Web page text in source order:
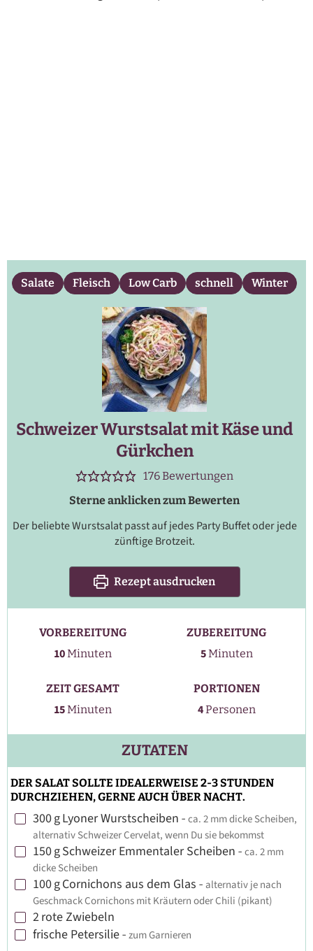
Salate Fleisch Low Carb schnell Winter
Schweizer Wurstsalat mit Käse und
Gürkchen
176Bewertungen
Sterne anklicken zum Bewerten
Der beliebte Wurstsalat passt auf jedes Party Buffet oder jede
zünftige Brotzeit.
Rezept ausdrucken
VORBEREITUNG
10Minuten
Minuten
ZUBEREITUNG
5Minuten
Minuten
ZEIT GESAMT
15Minuten
Minuten
PORTIONEN
4Personen
ZUTATEN
DER SALAT SOLLTE IDEALERWEISE 2-3 STUNDEN
DURCHZIEHEN, GERNE AUCH ÜBER NACHT.
▢
300gLyoner Wurstscheiben - ca. 2 mm dicke Scheiben,
alternativ Schweizer Cervelat, wenn Du sie bekommst
▢
150gSchweizer Emmentaler Scheiben - ca. 2 mm
dicke Scheiben
▢
100gCornichons aus dem Glas - alternativ je nach
Geschmack Cornichons mit Kräutern oder Chili (pikant)
▢
2rote Zwiebeln
▢
frische Petersilie - zum Garnieren